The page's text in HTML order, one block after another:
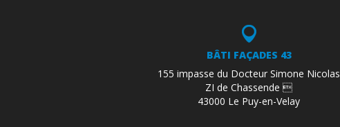
BÂTI FAÇADES 43
155 impasse du Docteur Simone Nicolas
ZI de Chassende 
43000 Le Puy-en-Velay